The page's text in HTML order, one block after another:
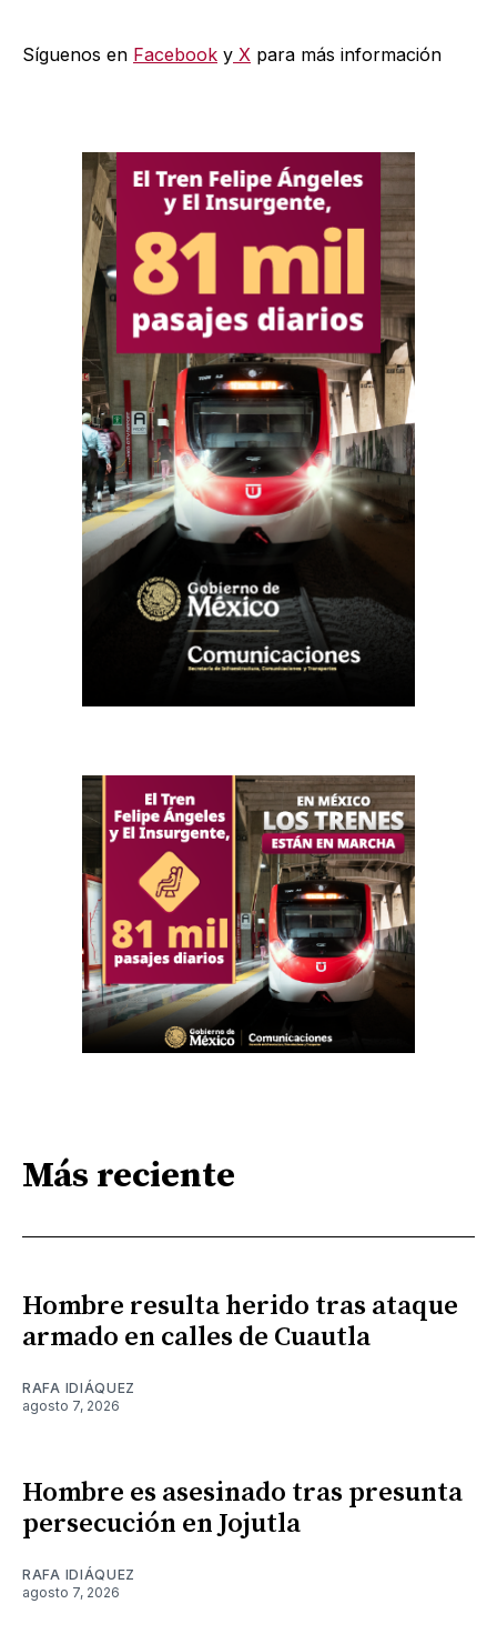
Síguenos en Facebook y X para más información
Más reciente
Hombre resulta herido tras ataque
armado en calles de Cuautla
RAFA IDIÁQUEZ
agosto 7, 2026
Hombre es asesinado tras presunta
persecución en Jojutla
RAFA IDIÁQUEZ
agosto 7, 2026